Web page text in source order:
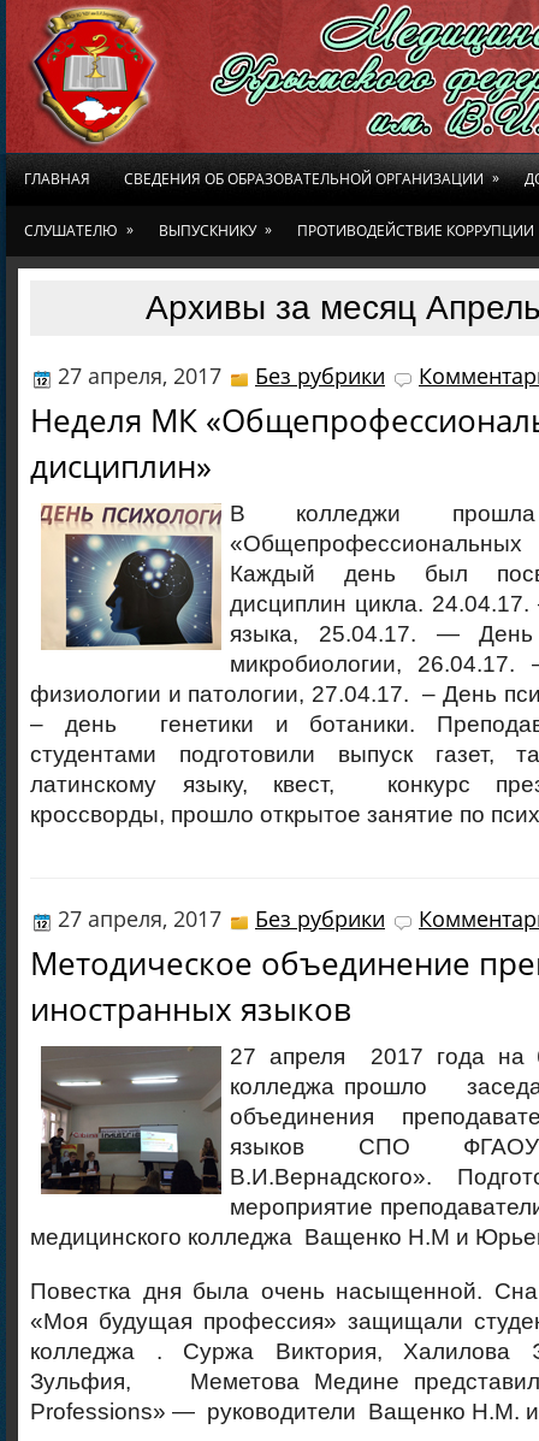
ГЛАВНАЯ СВЕДЕНИЯ ОБ ОБРАЗОВАТЕЛЬНОЙ ОРГАНИЗАЦИИ »
СЛУШАТЕЛЮ » ВЫПУСКНИКУ » ПРОТИВОДЕЙСТВИЕ КОРРУПЦИИ
Архивы за месяц
27 апреля, 2017 Без рубрики
Неделя МК
дисциплин»
В колледжи
Каждый день был
дисциплин цикла.
языка, 25.04.17. —
микробиологии,
физиологии и патологии, 27.04.17. – День
– день генетики и ботаники.
студентами подготовили выпуск газет,
латинскому языку, квест, конкурс
кроссворды, прошло открытое занятие по
27 апреля, 2017 Без рубрики
Методическое объединение
иностранных языков
27 апреля 2017 года на
колледжа прошло
объединения
языков СПО
В.И.Вернадского».
мероприятие
медицинского колледжа Ващенко Н.М и
Повестка дня была очень насыщенной.
«Моя будущая профессия» защищали
колледжа . Суржа Виктория, Халилова
Зульфия, Меметова Медине
Professions» — руководители Ващенко Н.М.